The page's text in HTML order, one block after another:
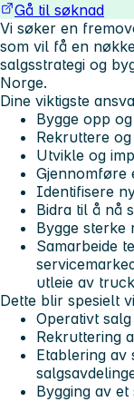
Gå til søknad
Vi søker en
som vil få en
salgsstrategi og
Norge.
Dine viktigste
Bygge opp
Rekruttere
Utvikle og
Gjennomføre
Identifisere
Bidra til å nå
Bygge
Samarbeide
utleie av
Dette blir spesielt
Operativt
Rekruttering
Etablering
Bygging av